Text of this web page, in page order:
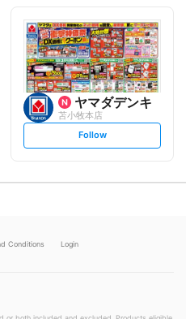
l
o
w
ヤマダデンキ
苫小牧本店
s
t
Follow
Conditions Login